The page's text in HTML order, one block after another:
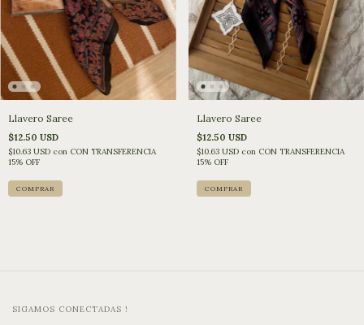
Llavero Saree
$12.50 USD
$10.63 USD con CON TRANSFERENCIA
15% OFF
Llavero Saree
$12.50 USD
$10.63 USD con CON TRANSFERENCIA
15% OFF
SIGAMOS CONECTADAS !